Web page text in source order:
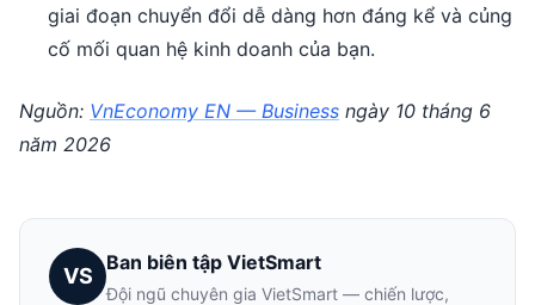
giai đoạn chuyển đổi dễ dàng hơn đáng kể và củng
cố mối quan hệ kinh doanh của bạn.
Nguồn: VnEconomy EN — Business ngày 10 tháng 6
năm 2026
VS
Ban biên tập VietSmart
Đội ngũ chuyên gia VietSmart — chiến lược,